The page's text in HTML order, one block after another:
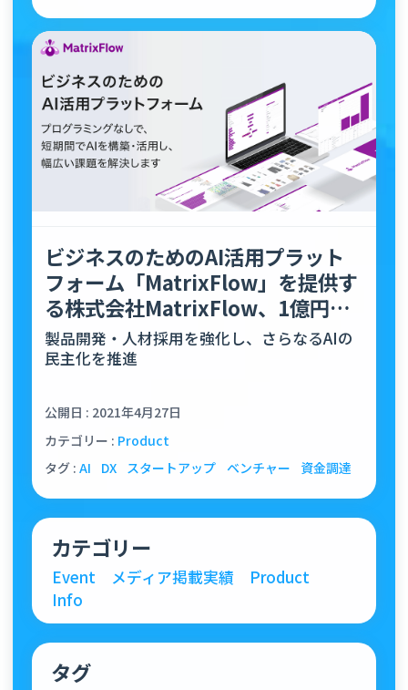
ビジネスのためのAI活用プラット
フォーム「MatrixFlow」を提供す
る株式会社MatrixFlow、1億円の
資金調達…
製品開発・人材採用を強化し、さらなるAIの
民主化を推進
公開日 : 2021年4月27日
カテゴリー : Product
タグ : AI DX スタートアップ ベンチャー 資金調達
カテゴリー
Event メディア掲載実績
Product
Info
タグ